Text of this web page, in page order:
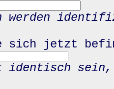
werden
sich jetzt
identisch